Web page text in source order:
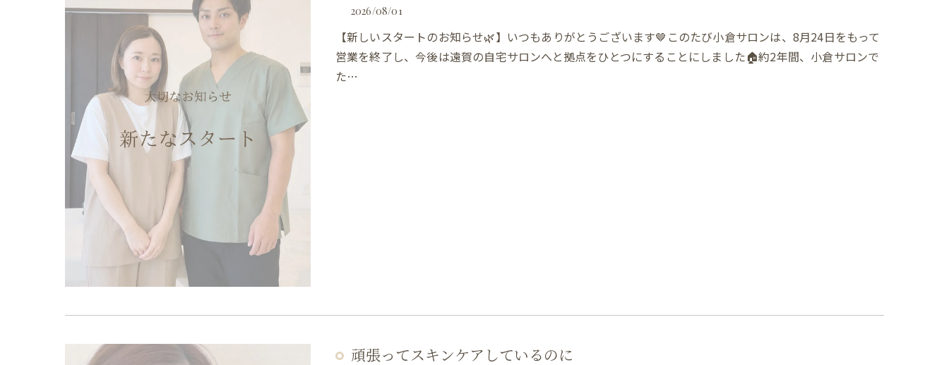
2026/08/01
【新しいスタートのお知らせ🌿】いつもありがとうございます🤎このたび小倉サロンは、8月24日をもって
営業を終了し、今後は遠賀の自宅サロンへと拠点をひとつにすることにしました🏠約2年間、小倉サロンで
た…
頑張ってスキンケアしているのに